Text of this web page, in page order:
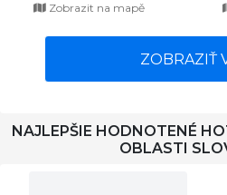
Zobrazit na mapě
ZOBRAZIŤ
NAJLEPŠIE HODNOTENÉ
OBLASTI